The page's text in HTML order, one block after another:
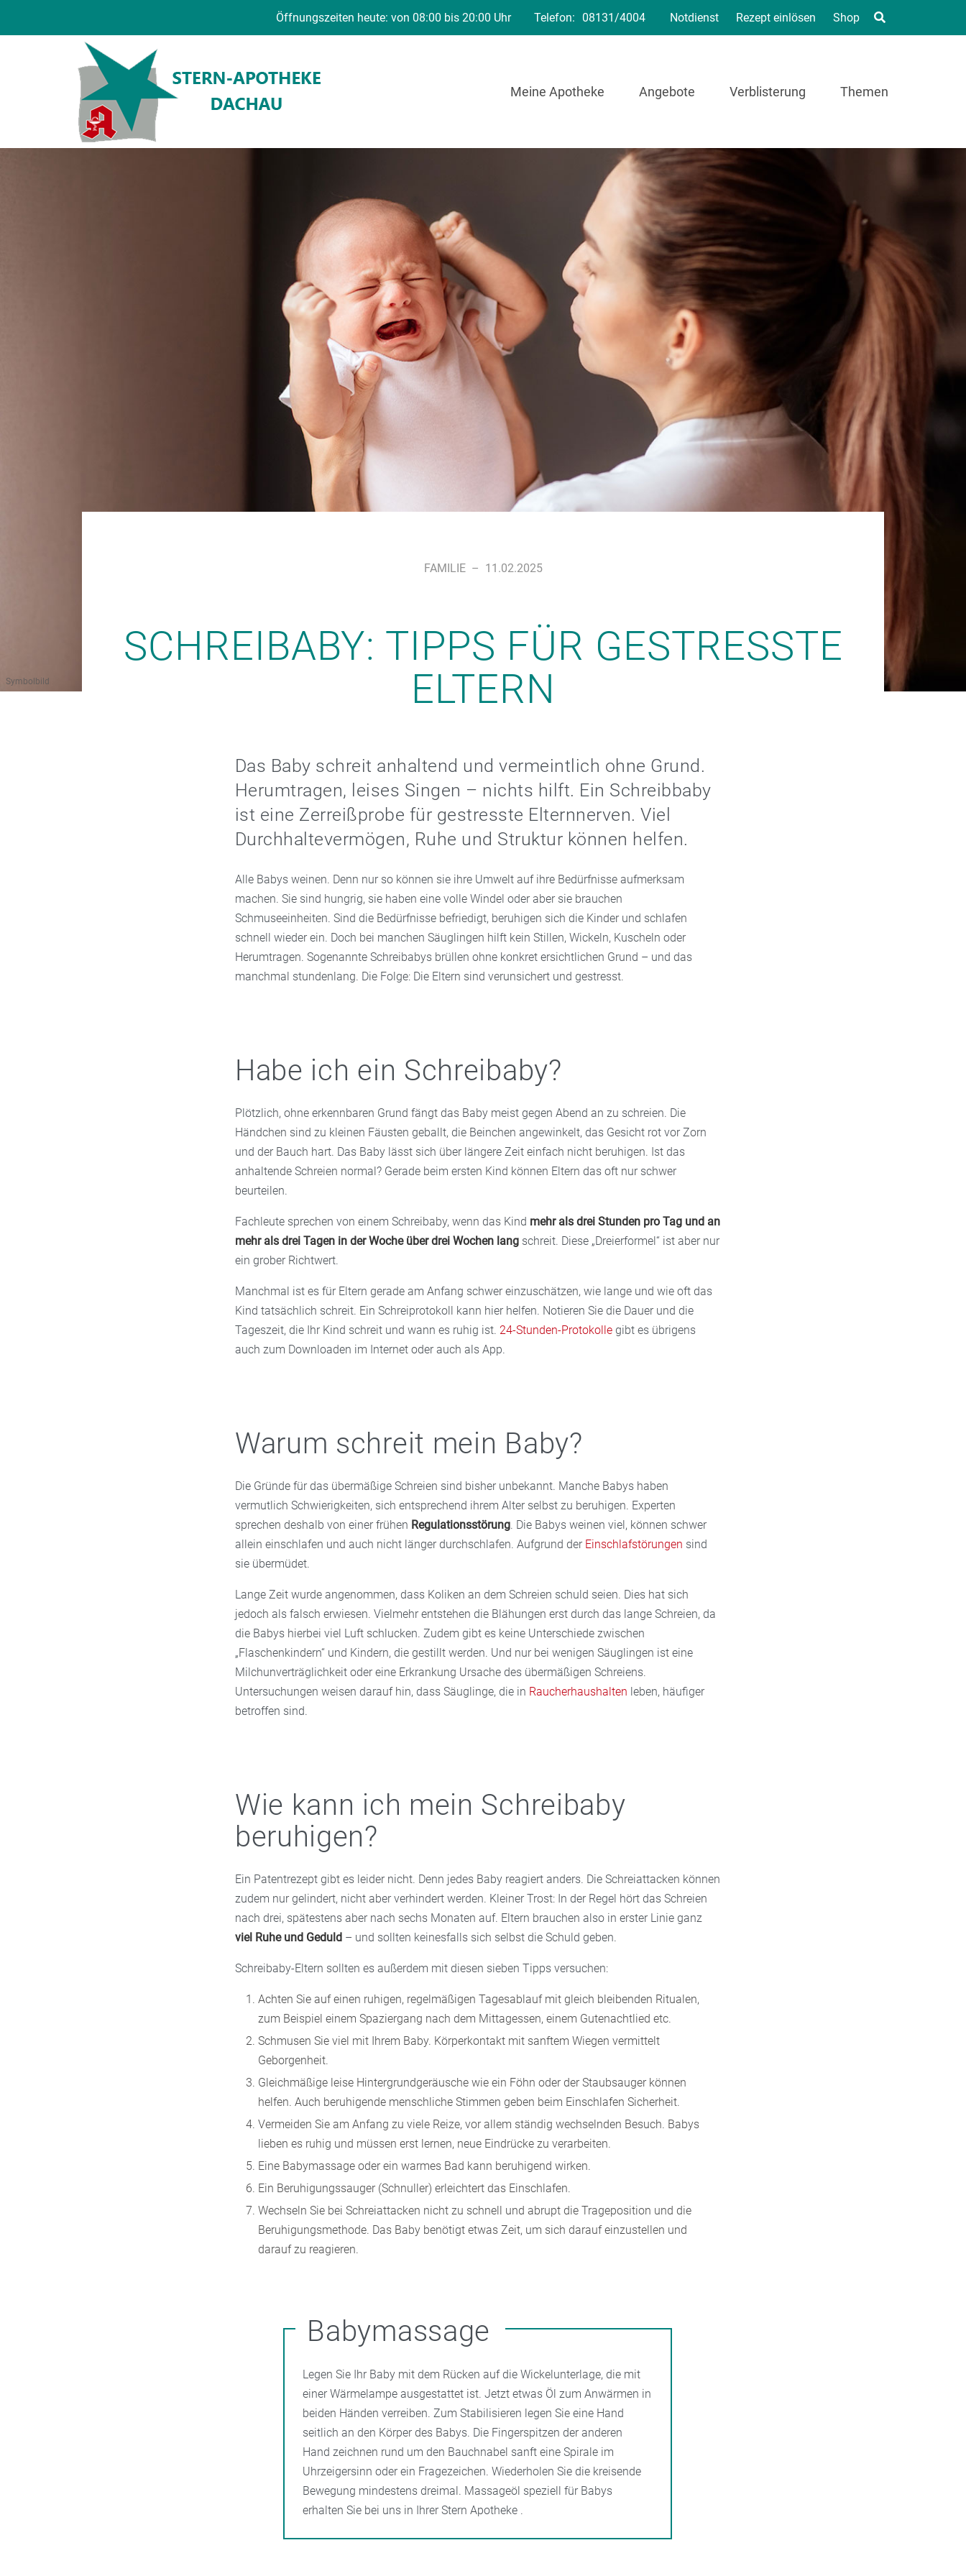
Öffnungszeiten heute: von 08:00 bis 20:00 Uhr Telefon: 08131/4004 Notdienst Rezept einlösen Shop
Meine Apotheke Angebote Verblisterung Themen
Symbolbild
FAMILIE – 11.02.2025
SCHREIBABY: TIPPS FÜR GESTRESSTE
ELTERN
Das Baby schreit anhaltend und vermeintlich ohne Grund.
Herumtragen, leises Singen – nichts hilft. Ein Schreibbaby
ist eine Zerreißprobe für gestresste Elternnerven. Viel
Durchhaltevermögen, Ruhe und Struktur können helfen.
Alle Babys weinen. Denn nur so können sie ihre Umwelt auf ihre Bedürfnisse aufmerksam
machen. Sie sind hungrig, sie haben eine volle Windel oder aber sie brauchen
Schmuseeinheiten. Sind die Bedürfnisse befriedigt, beruhigen sich die Kinder und schlafen
schnell wieder ein. Doch bei manchen Säuglingen hilft kein Stillen, Wickeln, Kuscheln oder
Herumtragen. Sogenannte Schreibabys brüllen ohne konkret ersichtlichen Grund – und das
manchmal stundenlang. Die Folge: Die Eltern sind verunsichert und gestresst.
Habe ich ein Schreibaby?
Plötzlich, ohne erkennbaren Grund fängt das Baby meist gegen Abend an zu schreien. Die
Händchen sind zu kleinen Fäusten geballt, die Beinchen angewinkelt, das Gesicht rot vor Zorn
und der Bauch hart. Das Baby lässt sich über längere Zeit einfach nicht beruhigen. Ist das
anhaltende Schreien normal? Gerade beim ersten Kind können Eltern das oft nur schwer
beurteilen.
Fachleute sprechen von einem Schreibaby, wenn das Kind mehr als drei Stunden pro Tag und an
mehr als drei Tagen in der Woche über drei Wochen langschreit. Diese „Dreierformel“ ist aber nur
ein grober Richtwert.
Manchmal ist es für Eltern gerade am Anfang schwer einzuschätzen, wie lange und wie oft das
Kind tatsächlich schreit. Ein Schreiprotokoll kann hier helfen. Notieren Sie die Dauer und die
Tageszeit, die Ihr Kind schreit und wann es ruhig ist. 24-Stunden-Protokollegibt es übrigens
auch zum Downloaden im Internet oder auch als App.
Warum schreit mein Baby?
Die Gründe für das übermäßige Schreien sind bisher unbekannt. Manche Babys haben
vermutlich Schwierigkeiten, sich entsprechend ihrem Alter selbst zu beruhigen. Experten
sprechen deshalb von einer frühen Regulationsstörung. Die Babys weinen viel, können schwer
allein einschlafen und auch nicht länger durchschlafen. Aufgrund der Einschlafstörungen sind
sie übermüdet.
Lange Zeit wurde angenommen, dass Koliken an dem Schreien schuld seien. Dies hat sich
jedoch als falsch erwiesen. Vielmehr entstehen die Blähungen erst durch das lange Schreien, da
die Babys hierbei viel Luft schlucken. Zudem gibt es keine Unterschiede zwischen
„Flaschenkindern“ und Kindern, die gestillt werden. Und nur bei wenigen Säuglingen ist eine
Milchunverträglichkeit oder eine Erkrankung Ursache des übermäßigen Schreiens.
Untersuchungen weisen darauf hin, dass Säuglinge, die in Raucherhaushalten leben, häufiger
betroffen sind.
Wie kann ich mein Schreibaby
beruhigen?
Ein Patentrezept gibt es leider nicht. Denn jedes Baby reagiert anders. Die Schreiattacken können
zudem nur gelindert, nicht aber verhindert werden. Kleiner Trost: In der Regel hört das Schreien
nach drei, spätestens aber nach sechs Monaten auf. Eltern brauchen also in erster Linie ganz
viel Ruhe und Geduld– und sollten keinesfalls sich selbst die Schuld geben.
Schreibaby-Eltern sollten es außerdem mit diesen sieben Tipps versuchen:
Achten Sie auf einen ruhigen, regelmäßigen Tagesablauf mit gleich bleibenden Ritualen,
zum Beispiel einem Spaziergang nach dem Mittagessen, einem Gutenachtlied etc.
Schmusen Sie viel mit Ihrem Baby. Körperkontakt mit sanftem Wiegen vermittelt
Geborgenheit.
Gleichmäßige leise Hintergrundgeräusche wie ein Föhn oder der Staubsauger können
helfen. Auch beruhigende menschliche Stimmen geben beim Einschlafen Sicherheit.
Vermeiden Sie am Anfang zu viele Reize, vor allem ständig wechselnden Besuch. Babys
lieben es ruhig und müssen erst lernen, neue Eindrücke zu verarbeiten.
Eine Babymassage oder ein warmes Bad kann beruhigend wirken.
Ein Beruhigungssauger (Schnuller) erleichtert das Einschlafen.
Wechseln Sie bei Schreiattacken nicht zu schnell und abrupt die Trageposition und die
Beruhigungsmethode. Das Baby benötigt etwas Zeit, um sich darauf einzustellen und
darauf zu reagieren.
Babymassage
Legen Sie Ihr Baby mit dem Rücken auf die Wickelunterlage, die mit
einer Wärmelampe ausgestattet ist. Jetzt etwas Öl zum Anwärmen in
beiden Händen verreiben. Zum Stabilisieren legen Sie eine Hand
seitlich an den Körper des Babys. Die Fingerspitzen der anderen
Hand zeichnen rund um den Bauchnabel sanft eine Spirale im
Uhrzeigersinn oder ein Fragezeichen. Wiederholen Sie die kreisende
Bewegung mindestens dreimal. Massageöl speziell für Babys
erhalten Sie bei uns in Ihrer Stern Apotheke .